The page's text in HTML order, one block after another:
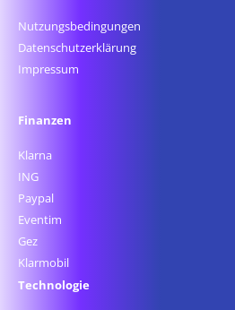
Nutzungsbedingungen
Datenschutz­erklärung
Impressum
Finanzen
Klarna
ING
Paypal
Eventim
Gez
Klarmobil
Technologie